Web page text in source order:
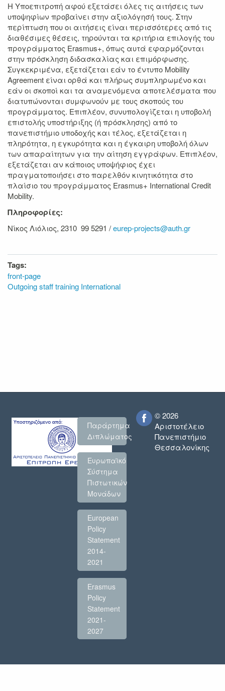
Η Υποεπιτροπή αφού εξετάσει όλες τις αιτήσεις των
υποψηφίων προβαίνει στην αξιολόγησή τους. Στην
περίπτωση που οι αιτήσεις είναι περισσότερες από τις
διαθέσιμες θέσεις, τηρούνται τα κριτήρια επιλογής του
προγράμματος Erasmus+, όπως αυτά εφαρμόζονται
στην πρόσκληση διδασκαλίας και επιμόρφωσης.
Συγκεκριμένα, εξετάζεται εάν το έντυπο Mobility
Agreement είναι ορθά και πλήρως συμπληρωμένο και
εάν οι σκοποί και τα αναμενόμενα αποτελέσματα που
διατυπώνονται συμφωνούν με τους σκοπούς του
προγράμματος. Επιπλέον, συνυπολογίζεται η υποβολή
επιστολής υποστήριξης (ή πρόσκλησης) από το
πανεπιστήμιο υποδοχής και τέλος, εξετάζεται η
πληρότητα, η εγκυρότητα και η έγκαιρη υποβολή όλων
των απαραίτητων για την αίτηση εγγράφων. Επιπλέον,
εξετάζεται αν κάποιος υποψήφιος έχει
πραγματοποιήσει στο παρελθόν κινητικότητα στο
πλαίσιο του προγράμματος Erasmus+ International Credit
Mobility.
Πληροφορίες:
Νίκος Λιόλιος, 2310 99 5291 /eurep-projects@auth.gr
Tags:
front-page
Outgoing staff training International
Παράρτημα
Διπλώματος
Ευρωπαϊκό
Σύστημα
Πιστωτικών
Μονάδων
European
Policy
Statement
2014-
2021
Erasmus
Policy
Statement
2021-
2027
© 2026
Αριστοτέλειο
Πανεπιστήμιο
Θεσσαλονίκης